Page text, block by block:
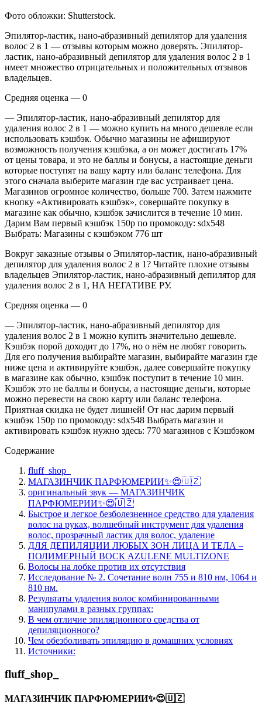
Фото обложки: Shutterstock.
Эпилятор-ластик, нано-абразивный депилятор для удаления
волос 2 в 1 — отзывы которым можно доверять. Эпилятор-
ластик, нано-абразивный депилятор для удаления волос 2 в 1
имеет множество отрицательных и положительных отзывов
владельцев.
Средняя оценка — 0
— Эпилятор-ластик, нано-абразивный депилятор для
удаления волос 2 в 1 — можно купить на много дешевле если
использовать кэшбэк. Обычно магазины не афишируют
возможность получения кэшбэка, а он может достигать 17%
от цены товара, и это не баллы и бонусы, а настоящие деньги
которые поступят на вашу карту или баланс телефона. Для
этого сначала выберите магазин где вас устраивает цена.
Магазинов огромное количество, больше 700. Затем нажмите
кнопку «Активировать кэшбэк», совершайте покупку в
магазине как обычно, кэшбэк зачислится в течение 10 мин.
Дарим Вам первый кэшбэк 150р по промокоду: sdx548
Выбрать: Магазины с кэшбэком 776 шт
Вокруг заказные отзывы о Эпилятор-ластик, нано-абразивный
депилятор для удаления волос 2 в 1? Читайте плохие отзывы
владельцев Эпилятор-ластик, нано-абразивный депилятор для
удаления волос 2 в 1, НА НЕГАТИВЕ РУ.
Средняя оценка — 0
— Эпилятор-ластик, нано-абразивный депилятор для
удаления волос 2 в 1 можно купить значительно дешевле.
Кэшбэк порой доходит до 17%, но о нём не любят говорить.
Для его получения выбирайте магазин, выбирайте магазин где
ниже цена и активируйте кэшбэк, далее совершайте покупку
в магазине как обычно, кэшбэк поступит в течение 10 мин.
Кэшбэк это не баллы и бонусы, а настоящие деньги, которые
можно перевести на свою карту или баланс телефона.
Приятная скидка не будет лишней! От нас дарим первый
кэшбэк 150р по промокоду: sdx548 Выбрать магазин и
активировать кэшбэк нужно здесь: 770 магазинов с Кэшбэком
Содержание
fluff_shop_
МАГАЗИНЧИК ПАРФЮМЕРИИ✨😍🇺🇿
оригинальный звук — МАГАЗИНЧИК
ПАРФЮМЕРИИ✨😍🇺🇿
Быстрое и легкое безболезненное средство для удаления
волос на руках, волшебный инструмент для удаления
волос, прозрачный ластик для волос, удаление
ДЛЯ ДЕПИЛЯЦИИ ЛЮБЫХ ЗОН ЛИЦА И ТЕЛА –
ПОЛИМЕРНЫЙ ВОСК AZULENE MULTIZONE
Волосы на лобке против их отсутствия
Исследование № 2. Сочетание волн 755 и 810 нм, 1064 и
810 нм.
Результаты удаления волос комбинированными
манипулами в разных группах:
В чем отличие эпиляционного средства от
депиляционного?
Чем обезболивать эпиляцию в домашних условиях
Источники:
fluff_shop_
МАГАЗИНЧИК ПАРФЮМЕРИИ✨😍🇺🇿